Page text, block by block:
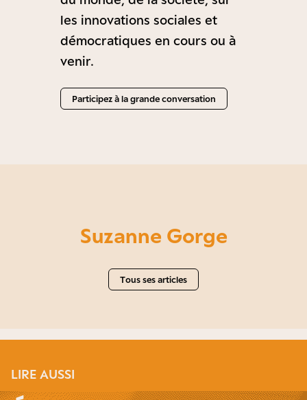
les innovations sociales et
démocratiques en cours ou à
venir.
Participez à la grande conversation
Suzanne Gorge
Tous ses articles
LIRE AUSSI